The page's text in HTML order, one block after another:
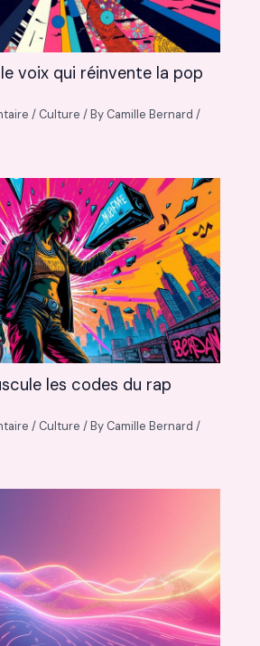
voix qui réinvente la pop
/ Culture / By Camille Bernard/
les codes du rap
/ Culture / By Camille Bernard/